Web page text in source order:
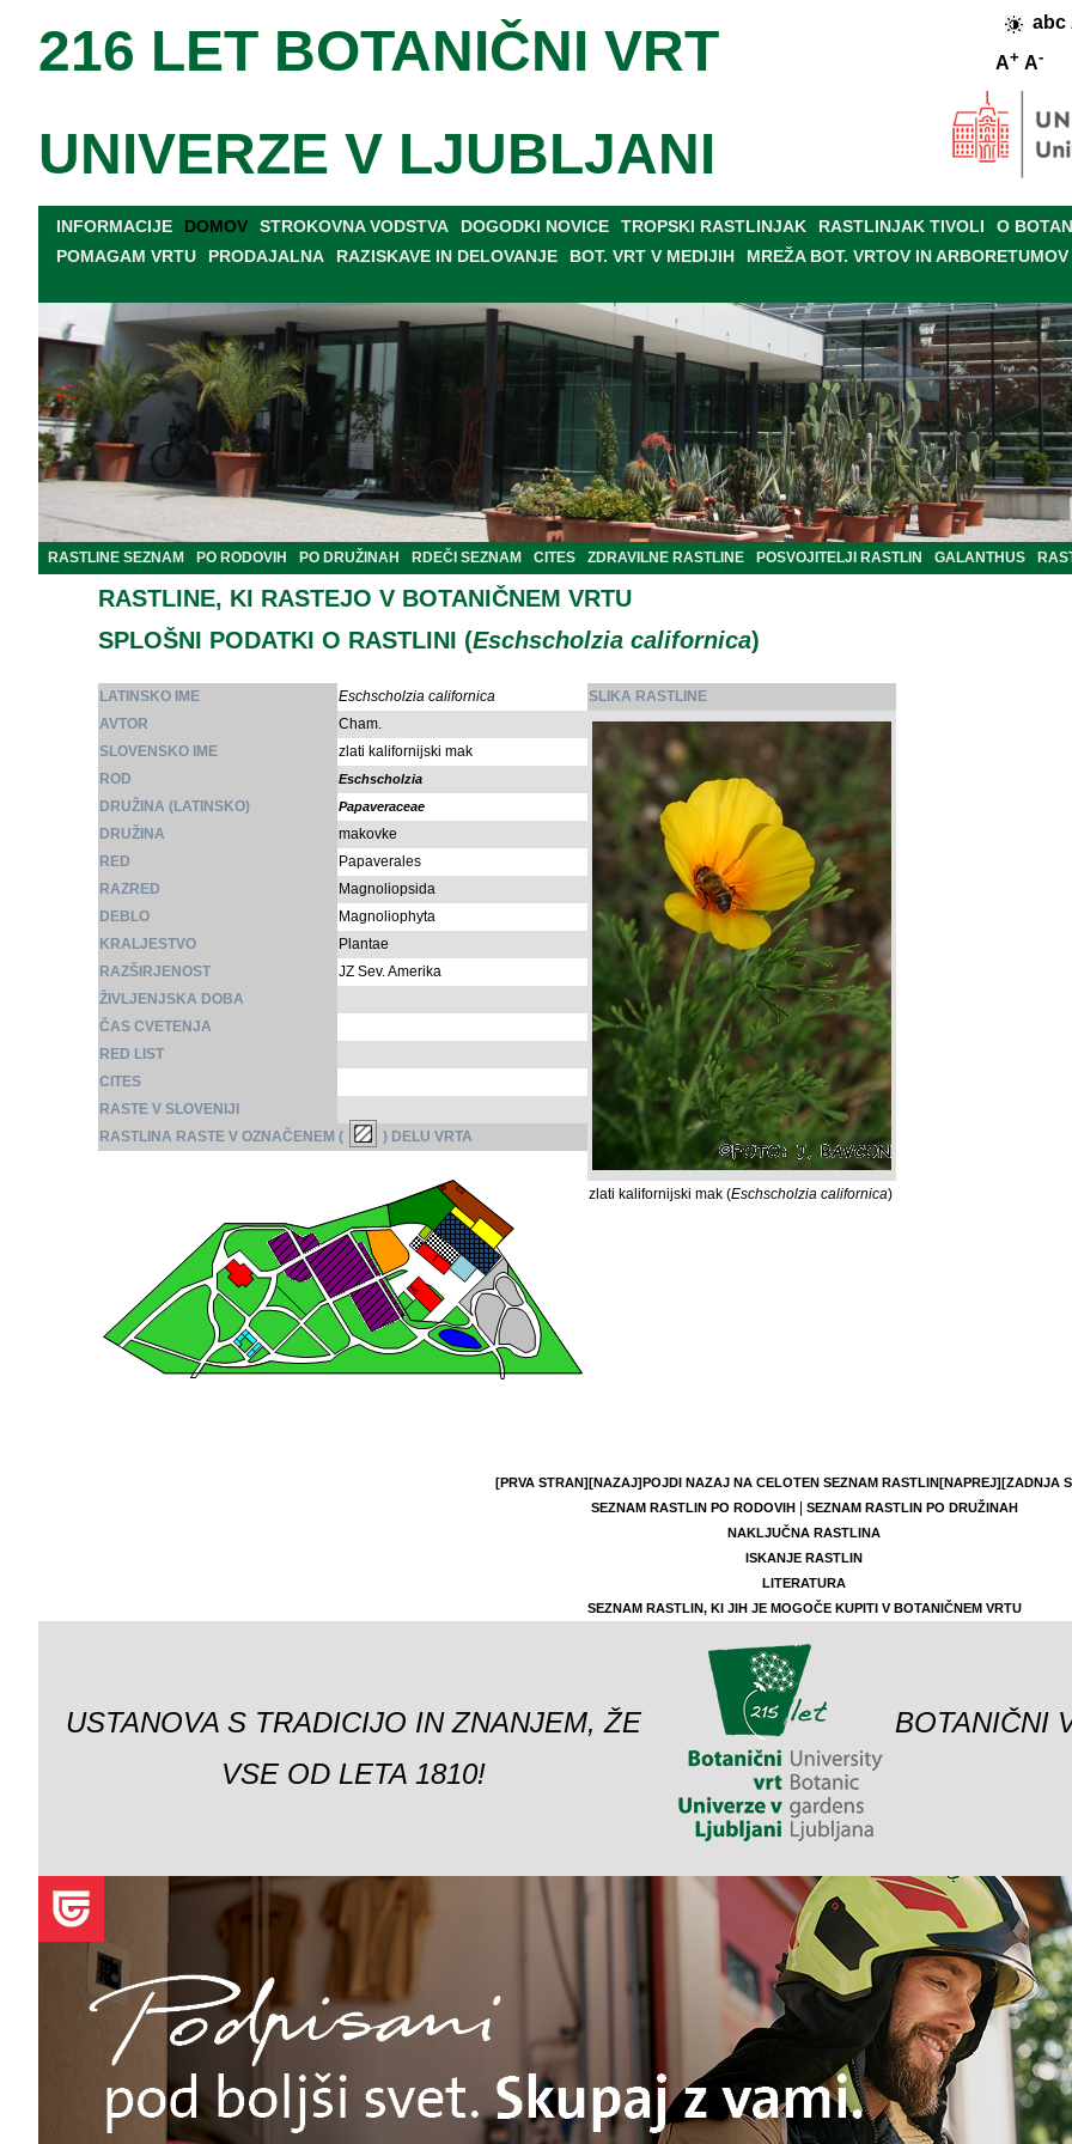
abc
A+ A-
216 LET BOTANIČNI VRT
UNIVERZE V LJUBLJANI
INFORMACIJE DOMOV STROKOVNA VODSTVA DOGODKI NOVICE TROPSKI RASTLINJAK RASTLINJAK TIVOLI O
POMAGAM VRTU
PRODAJALNA RAZISKAVE IN DELOVANJE BOT. VRT V MEDIJIH MREŽA BOT. VRTOV IN ARBORETUMOV
RASTLINE SEZNAM PO RODOVIH PO DRUŽINAH RDEČI SEZNAM CITES ZDRAVILNE RASTLINE POSVOJITELJI RASTLIN GALANTHUS
RASTLINE, KI RASTEJO V BOTANIČNEM VRTU
SPLOŠNI PODATKI O RASTLINI (Eschscholzia californica)
LATINSKO IME
Eschscholzia californica
AVTOR
Cham.
SLOVENSKO IME
zlati kalifornijski mak
ROD
Eschscholzia
DRUŽINA (LATINSKO) Papaveraceae
DRUŽINA
makovke
RED
Papaverales
RAZRED
Magnoliopsida
DEBLO
Magnoliophyta
KRALJESTVO
Plantae
RAZŠIRJENOST
JZ Sev. Amerika
ŽIVLJENJSKA DOBA
ČAS CVETENJA
RED LIST
CITES
RASTE V SLOVENIJI
RASTLINA RASTE V OZNAČENEM (
) DELU VRTA
SLIKA RASTLINE
zlati kalifornijski mak (Eschscholzia californica)
[PRVA STRAN][NAZAJ]POJDI NAZAJ NA CELOTEN SEZNAM RASTLIN[NAPREJ][ZADNJA
SEZNAM RASTLIN PO RODOVIH|
SEZNAM RASTLIN PO DRUŽINAH
NAKLJUČNA RASTLINA
ISKANJE RASTLIN
LITERATURA
SEZNAM RASTLIN, KI JIH JE MOGOČE KUPITI V BOTANIČNEM VRTU
USTANOVA S TRADICIJO IN ZNANJEM, ŽE
VSE OD LETA 1810!
BOTANIČNI